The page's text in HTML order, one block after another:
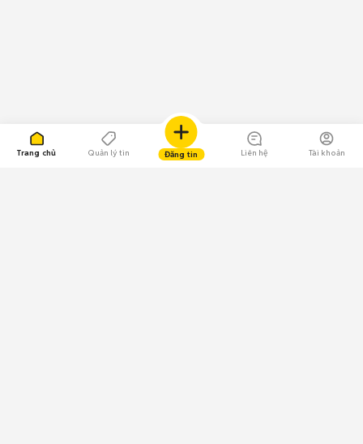
Trang chủ Quản lý tin Đăng tin Liên hệ Tài khoản